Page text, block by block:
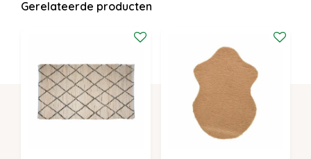
Gerelateerde producten